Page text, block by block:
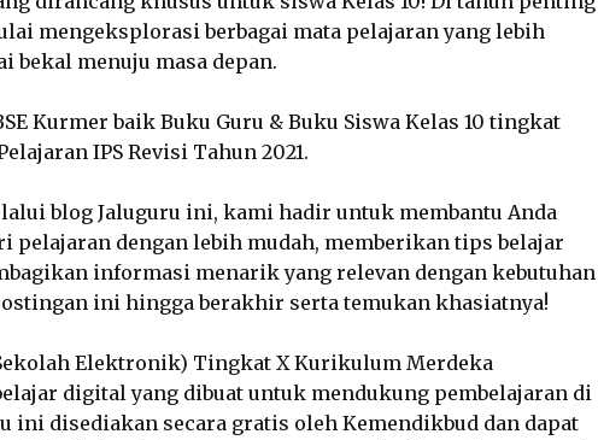
mengeksplorasi berbagai mata pelajaran yang lebih
bekal menuju masa depan.
Kurmer baik Buku Guru & Buku Siswa Kelas 10 tingkat
IPS Revisi Tahun 2021.
blog Jaluguru ini, kami hadir untuk membantu Anda
pelajaran dengan lebih mudah, memberikan tips belajar
informasi menarik yang relevan dengan kebutuhan
ini hingga berakhir serta temukan khasiatnya!
Elektronik) Tingkat X Kurikulum Merdeka
digital yang dibuat untuk mendukung pembelajaran di
ini disediakan secara gratis oleh Kemendikbud dan dapat